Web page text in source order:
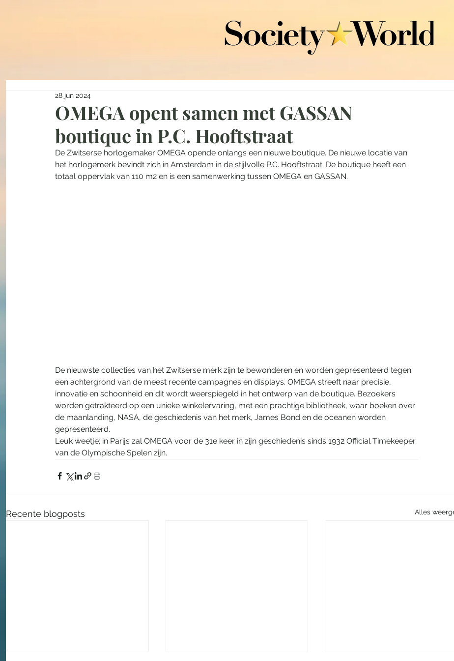
OMEGA opent samen met GASSAN
boutique in P.C. Hooftstraat
28 jun 2024
De Zwitserse horlogemaker OMEGA opende onlangs een nieuwe boutique. De nieuwe locatie van
het horlogemerk bevindt zich in Amsterdam in de stijlvolle P.C. Hooftstraat. De boutique heeft een
totaal oppervlak van 110 m2 en is een samenwerking tussen OMEGA en GASSAN.
De nieuwste collecties van het Zwitserse merk zijn te bewonderen en worden gepresenteerd tegen
een achtergrond van de meest recente campagnes en displays. OMEGA streeft naar precisie,
innovatie en schoonheid en dit wordt weerspiegeld in het ontwerp van de boutique. Bezoekers
worden getrakteerd op een unieke winkelervaring, met een prachtige bibliotheek, waar boeken over
de maanlanding, NASA, de geschiedenis van het merk, James Bond en de oceanen worden
gepresenteerd.
Leuk weetje; in Parijs zal OMEGA voor de 31e keer in zijn geschiedenis sinds 1932 Official Timekeeper
van de Olympische Spelen zijn.
Recente blogposts Alles